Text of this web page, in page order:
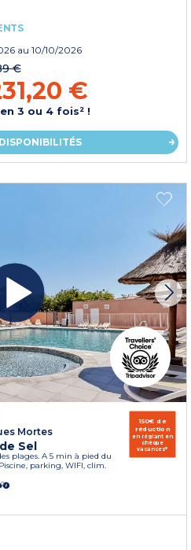
au 10/10/2026
€
€
3 ou 4 fois² !
Mortes
Sel
plages. A 5 min à pied du
parking, WIFI, clim.
150€ de
réduction
en réglant en
chèque
vacances*